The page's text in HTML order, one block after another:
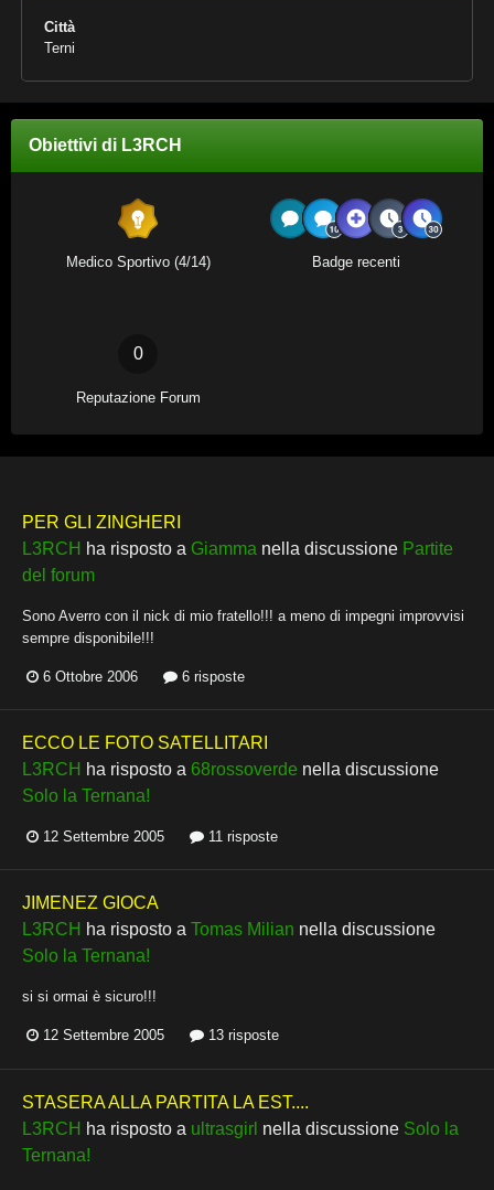
Città
Terni
Obiettivi di L3RCH
Medico Sportivo (4/14) Badge recenti
0
Reputazione Forum
PER GLI ZINGHERI
L3RCH ha risposto a Giamma nella discussione Partite
del forum
Sono Averro con il nick di mio fratello!!! a meno di impegni improvvisi
sempre disponibile!!!
6 Ottobre 2006 6 risposte
ECCO LE FOTO SATELLITARI
L3RCH ha risposto a 68rossoverde nella discussione
Solo la Ternana!
12 Settembre 2005 11 risposte
JIMENEZ GIOCA
L3RCH ha risposto a Tomas Milian nella discussione
Solo la Ternana!
si si ormai è sicuro!!!
12 Settembre 2005 13 risposte
STASERA ALLA PARTITA LA EST....
L3RCH ha risposto a ultrasgirl nella discussione Solo la
Ternana!